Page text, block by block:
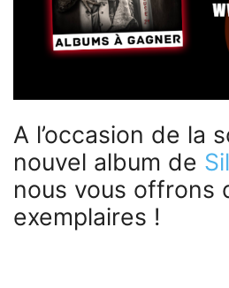
A l’occasion de la
nouvel album de
nous vous offrons
exemplaires !